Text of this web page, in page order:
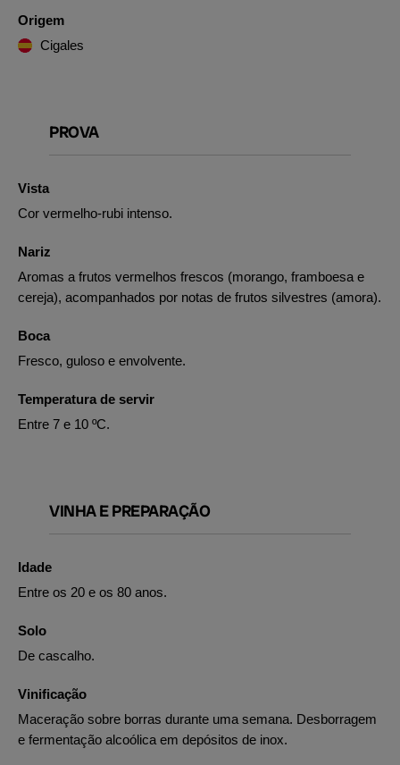
Origem
Cigales
PROVA
Vista
Cor vermelho-rubi intenso.
Nariz
Aromas a frutos vermelhos frescos (morango, framboesa e
cereja), acompanhados por notas de frutos silvestres (amora).
Boca
Fresco, guloso e envolvente.
Temperatura de servir
Entre 7 e 10 ºC.
VINHA E PREPARAÇÃO
Idade
Entre os 20 e os 80 anos.
Solo
De cascalho.
Vinificação
Maceração sobre borras durante uma semana. Desborragem
e fermentação alcoólica em depósitos de inox.